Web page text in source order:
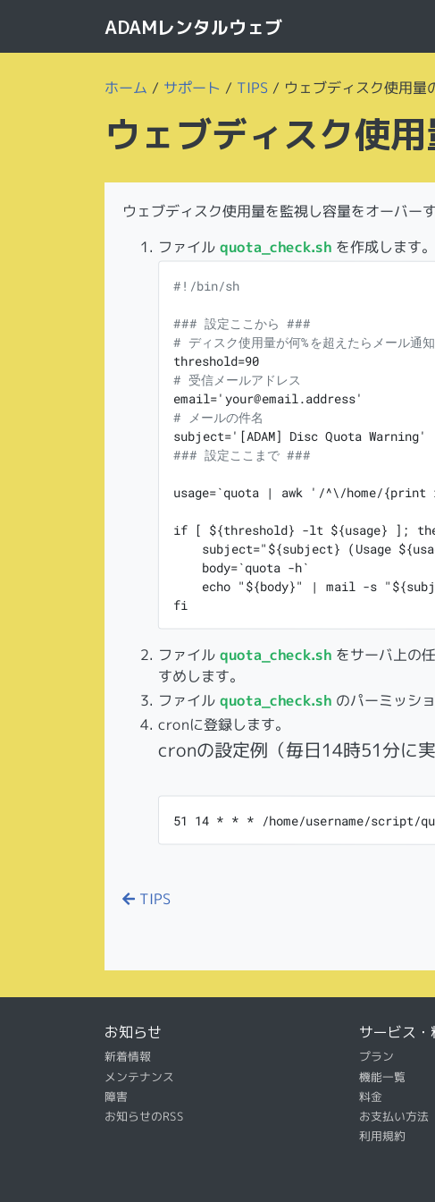
ADAMレンタルウェブ
ホーム / サポート / TIPS / ウェブディスク使用量
ウェブディスク使
ウェブディスク使用量を監視し容量をオーバー
ファイルquota_check.sh を作成します
#!/bin/sh
### 設定ここから ###
# ディスク使用量が何%を超えたらメール通知
# 受信メールアドレス
# メールの件名
### 設定ここまで ###
usage=`quota | awk '/^\/home/
if [ ${threshold} -lt ${usage} ];
subject="${subject} (Usage
    body=`quota -h`
echo "${body}" | mail -s
ファイルquota_check.sh をサーバ上の
すめします。
ファイルquota_check.shのパーミッシ
cronに登録します。
cronの設定例（毎日14時51分に実
51 14 * * * /home/username/script/
TIPS
お知らせ
新着情報
メンテナンス
障害
お知らせのRSS
サービス・
プラン
機能一覧
料金
お支払い方法
利用規約